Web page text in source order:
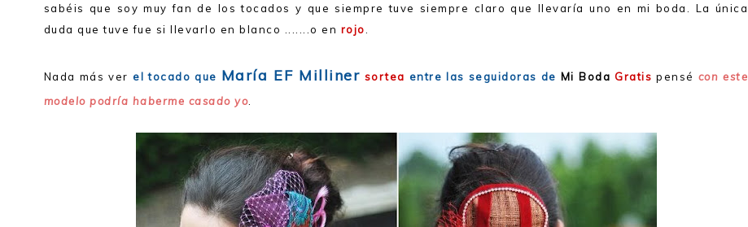
sabéis que soy muy fan de los tocados y que siempre tuve siempre claro que llevaría uno en mi boda. La única
duda que tuve fue si llevarlo en blanco .......o en rojo
Nada más ver el tocado que María EF Milliner sortea entre las seguidoras de Mi Boda Gratis pensé con este
modelo podría haberme casado yo